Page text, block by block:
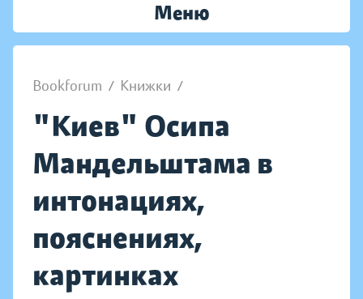
Меню
Bookforum / Книжки /
"Киев" Осипа
Мандельштама в
интонациях,
пояснениях,
картинках